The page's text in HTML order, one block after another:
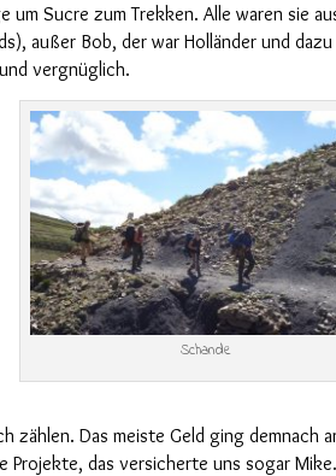
um Sucre zum Trekken. Alle warensie
), außer Bob, der war Holländer und dazu
vergnüglich.
Schande
zählen.Das meiste Geld ging demnach
Projekte, das versicherte uns sogar Mike.